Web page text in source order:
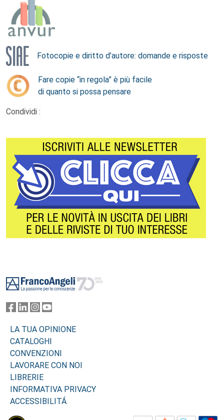
Fotocopie e diritto d’autore: domande e risposte
Fare copie “in regola” è più facile
di quanto si possa pensare
Condividi :
LA TUA OPINIONE
CATALOGHI
CONVENZIONI
LAVORARE CON NOI
LIBRERIE
INFORMATIVA PRIVACY
ACCESSIBILITÁ